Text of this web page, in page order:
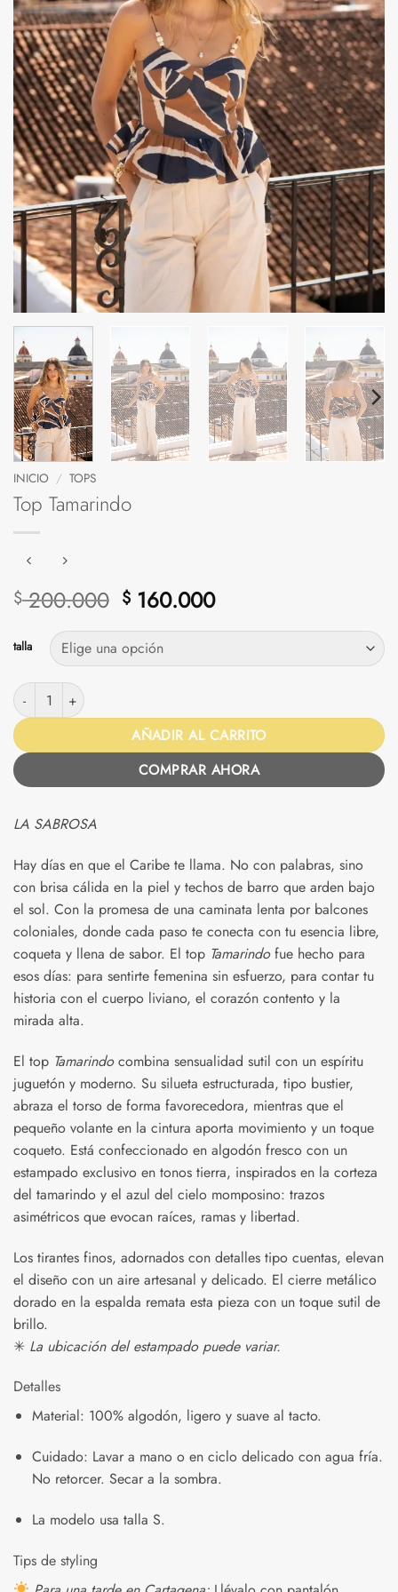
INICIO / TOPS
Top Tamarindo
$200.000 El
original
era:
$ 160.000El
es:
talla
Top Tamarindo cantidad
AÑADIR AL CARRITO
COMPRAR AHORA
LA SABROSA
Hay días en que el Caribe te llama. No con palabras, sino
con brisa cálida en la piel y techos de barro que arden bajo
el sol. Con la promesa de una caminata lenta por balcones
coloniales, donde cada paso te conecta con tu esencia libre,
coqueta y llena de sabor. El top Tamarindofue hecho para
esos días: para sentirte femenina sin esfuerzo, para contar tu
historia con el cuerpo liviano, el corazón contento y la
mirada alta.
El top Tamarindocombina sensualidad sutil con un espíritu
juguetón y moderno. Su silueta estructurada, tipo bustier,
abraza el torso de forma favorecedora, mientras que el
pequeño volante en la cintura aporta movimiento y un toque
coqueto. Está confeccionado en algodón fresco con un
estampado exclusivo en tonos tierra, inspirados en la corteza
del tamarindo y el azul del cielo momposino: trazos
asimétricos que evocan raíces, ramas y libertad.
Los tirantes finos, adornados con detalles tipo cuentas, elevan
el diseño con un aire artesanal y delicado. El cierre metálico
dorado en la espalda remata esta pieza con un toque sutil de
brillo.
✳ La ubicación del estampado puede variar.
Detalles
Material: 100% algodón, ligero y suave al tacto.
Cuidado: Lavar a mano o en ciclo delicado con agua fría.
No retorcer. Secar a la sombra.
La modelo usa talla S.
Tips de styling